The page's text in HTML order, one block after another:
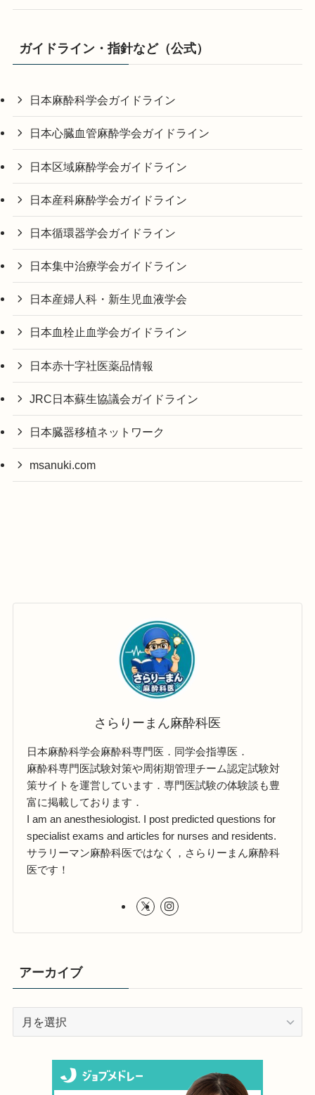
ガイドライン・指針など（公式）
日本麻酔科学会ガイドライン
日本心臓血管麻酔学会ガイドライン
日本区域麻酔学会ガイドライン
日本産科麻酔学会ガイドライン
日本循環器学会ガイドライン
日本集中治療学会ガイドライン
日本産婦人科・新生児血液学会
日本血栓止血学会ガイドライン
日本赤十字社医薬品情報
JRC日本蘇生協議会ガイドライン
日本臓器移植ネットワーク
msanuki.com
さらりーまん麻酔科医
日本麻酔科学会麻酔科専門医．同学会指導医．
麻酔科専門医試験対策や周術期管理チーム認定試験対
策サイトを運営しています．専門医試験の体験談も豊
富に掲載しております．
I am an anesthesiologist. I post predicted questions for
specialist exams and articles for nurses and residents.
サラリーマン麻酔科医ではなく，さらりーまん麻酔科
医です！
アーカイブ